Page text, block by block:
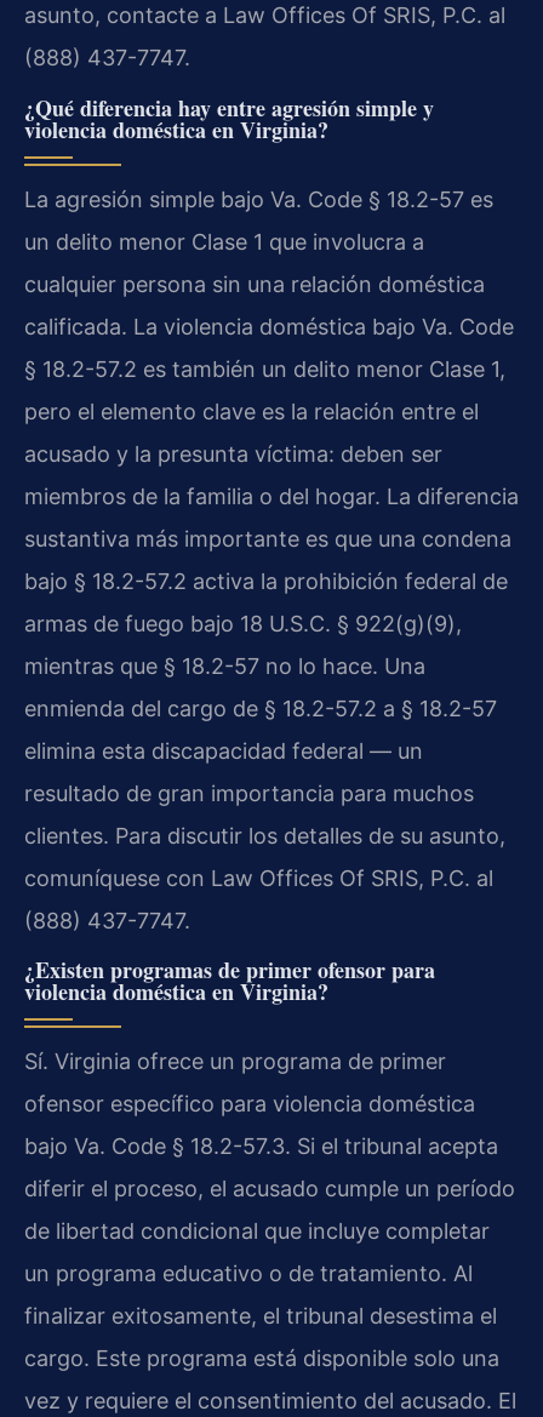
asunto, contacte a Law Offices Of SRIS, P.C. al
(888) 437-7747.
¿Qué diferencia hay entre agresión simple y
violencia doméstica en Virginia?
La agresión simple bajo Va. Code § 18.2-57 es
un delito menor Clase 1 que involucra a
cualquier persona sin una relación doméstica
calificada. La violencia doméstica bajo Va. Code
§ 18.2-57.2 es también un delito menor Clase 1,
pero el elemento clave es la relación entre el
acusado y la presunta víctima: deben ser
miembros de la familia o del hogar. La diferencia
sustantiva más importante es que una condena
bajo § 18.2-57.2 activa la prohibición federal de
armas de fuego bajo 18 U.S.C. § 922(g)(9),
mientras que § 18.2-57 no lo hace. Una
enmienda del cargo de § 18.2-57.2 a § 18.2-57
elimina esta discapacidad federal — un
resultado de gran importancia para muchos
clientes. Para discutir los detalles de su asunto,
comuníquese con Law Offices Of SRIS, P.C. al
(888) 437-7747.
¿Existen programas de primer ofensor para
violencia doméstica en Virginia?
Sí. Virginia ofrece un programa de primer
ofensor específico para violencia doméstica
bajo Va. Code § 18.2-57.3. Si el tribunal acepta
diferir el proceso, el acusado cumple un período
de libertad condicional que incluye completar
un programa educativo o de tratamiento. Al
finalizar exitosamente, el tribunal desestima el
cargo. Este programa está disponible solo una
vez y requiere el consentimiento del acusado. El